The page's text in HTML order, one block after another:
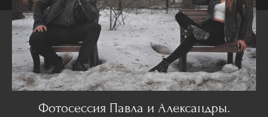
Фотосессия Павла и Александры.